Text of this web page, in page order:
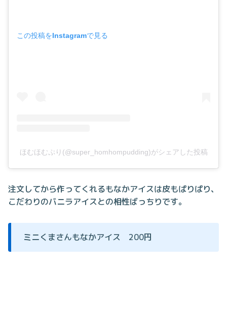
この投稿をInstagramで見る
ほむほむぷり(@super_homhompudding)がシェアした投稿
注文してから作ってくれるもなかアイスは皮もぱりぱり、
こだわりのバニラアイスとの相性ばっちりです。
ミニくまさんもなかアイス 200円